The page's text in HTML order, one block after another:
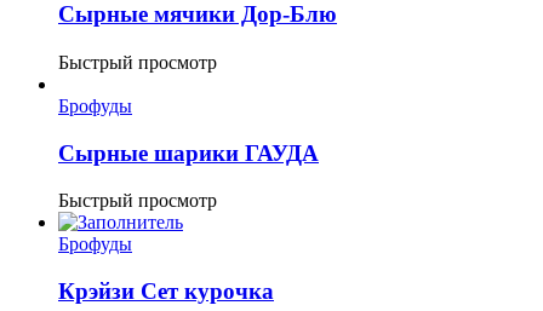
Сырные мячики Дор-Блю
Быстрый просмотр
Брофуды
Сырные шарики ГАУДА
Быстрый просмотр
Брофуды
Крэйзи Сет курочка